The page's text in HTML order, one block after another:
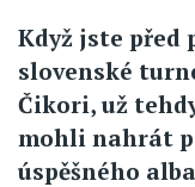
Když jste před
slovenské
Čikori, už
mohli nahrát
úspěšného alba